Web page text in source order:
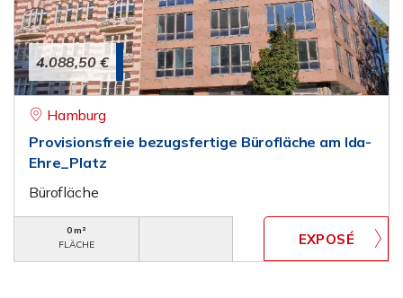
4.088,50 €
Hamburg
Provisionsfreie bezugsfertige Bürofläche am Ida-
Ehre_Platz
Bürofläche
0 m²
FLÄCHE